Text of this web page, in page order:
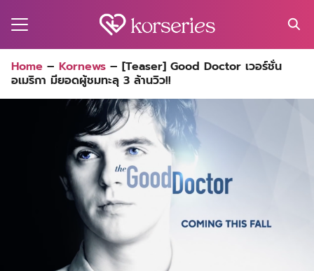
for:
Home – Kornews – [Teaser] Good Doctor เวอร์ชั่น
อเมริกา มียอดผู้ชมทะลุ 3 ล้านวิว!!